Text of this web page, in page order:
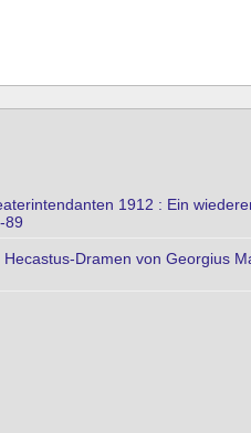
1912 : Ein
89
Dramen von Georgius